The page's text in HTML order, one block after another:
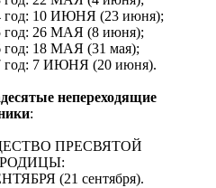
год: 10 ИЮНЯ (23 июня);
год: 26 МАЯ (8 июня);
год: 18 МАЯ (31 мая);
год: 7 ИЮНЯ (20 июня).
непереходящие
:
ПРЕСВЯТОЙ
(21 сентября).